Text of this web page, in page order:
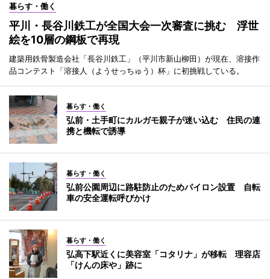
暮らす・働く
平川・長谷川鉄工が全国大会一次審査に挑む 浮世
絵を10層の鋼板で再現
建築用鉄骨製造会社「長谷川鉄工」（平川市新山柳田）が現在、溶接作
品コンテスト「溶接人（ようせっちゅう）杯」に初挑戦している。
暮らす・働く
弘前・土手町にカルガモ親子が迷い込む 住民の連
携と機転で誘導
暮らす・働く
弘前公園周辺に路駐防止のためパイロン設置 自転
車の安全運転呼びかけ
暮らす・働く
弘高下駅近くに美容室「コタリナ」が移転 理容店
「けんの床や」跡に